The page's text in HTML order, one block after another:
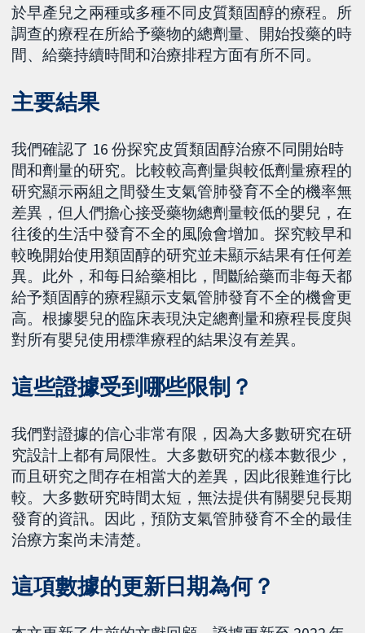
於早產兒之兩種或多種不同皮質類固醇的療程。所
調查的療程在所給予藥物的總劑量、開始投藥的時
間、給藥持續時間和治療排程方面有所不同。
主要結果
我們確認了 16 份探究皮質類固醇治療不同開始時
間和劑量的研究。比較較高劑量與較低劑量療程的
研究顯示兩組之間發生支氣管肺發育不全的機率無
差異，但人們擔心接受藥物總劑量較低的嬰兒，在
往後的生活中發育不全的風險會增加。探究較早和
較晚開始使用類固醇的研究並未顯示結果有任何差
異。此外，和每日給藥相比，間斷給藥而非每天都
給予類固醇的療程顯示支氣管肺發育不全的機會更
高。根據嬰兒的臨床表現決定總劑量和療程長度與
對所有嬰兒使用標準療程的結果沒有差異。
這些證據受到哪些限制？
我們對證據的信心非常有限，因為大多數研究在研
究設計上都有局限性。大多數研究的樣本數很少，
而且研究之間存在相當大的差異，因此很難進行比
較。大多數研究時間太短，無法提供有關嬰兒長期
發育的資訊。因此，預防支氣管肺發育不全的最佳
治療方案尚未清楚。
這項數據的更新日期為何？